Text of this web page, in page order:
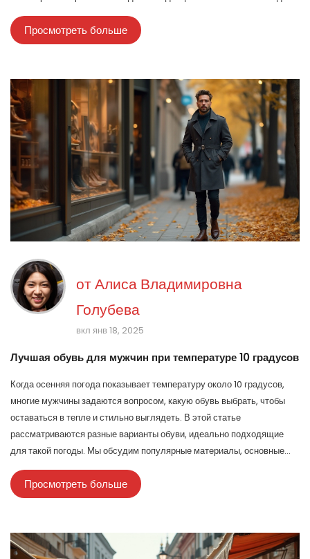
даются полезные советы по выбору обуви, которая подчеркнёт ваш
стиль. Также рассматриваются полезные советы по сочетанию
босоножек с одеждой, чтобы выглядеть стильно и уверенно.
Просмотреть больше
отАлиса Владимировна
Голубева
вкл янв 18, 2025
Лучшая обувь для мужчин при температуре 10 градусов
Когда осенняя погода показывает температуру около 10 градусов,
многие мужчины задаются вопросом, какую обувь выбрать, чтобы
оставаться в тепле и стильно выглядеть. В этой статье
рассматриваются разные варианты обуви, идеально подходящие
для такой погоды. Мы обсудим популярные материалы, основные
тренды осенней моды и предложим несколько практических советов
по обуви, чтобы ваш выбор был комфортным и модным.
Просмотреть больше